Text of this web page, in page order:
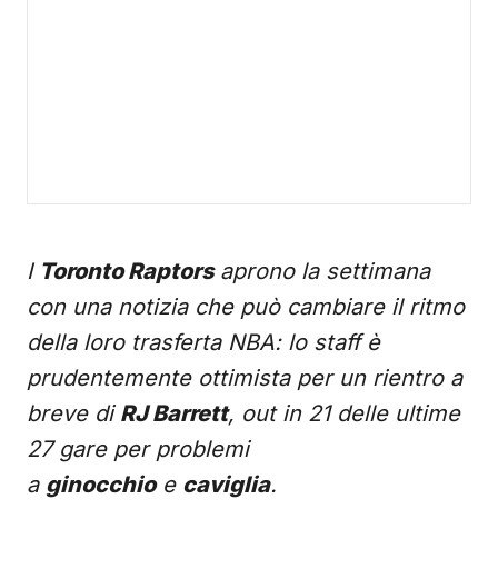
I Toronto Raptorsaprono la settimana
con una notizia che può cambiare il ritmo
della loro trasferta NBA: lo staff è
prudentemente ottimista per un rientro a
breve di RJ Barrett, out in 21 delle ultime
27 gare per problemi
a ginocchioe caviglia.